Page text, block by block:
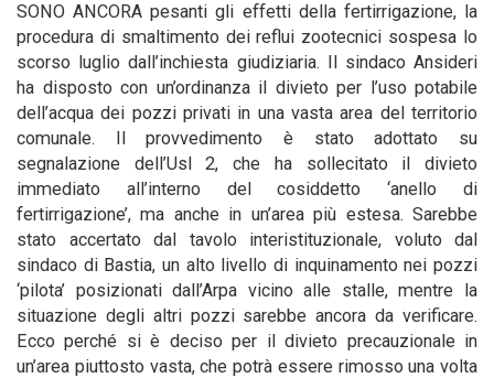
SONO ANCORA pesanti gli effetti della fertirrigazione, la
procedura di smaltimento dei reflui zootecnici sospesa lo
scorso luglio dall’inchiesta giudiziaria. Il sindaco Ansideri
ha disposto con un’ordinanza il divieto per l’uso potabile
dell’acqua dei pozzi privati in una vasta area del territorio
comunale. Il provvedimento è stato adottato su
segnalazione dell’Usl 2, che ha sollecitato il divieto
immediato all’interno del cosiddetto ‘anello di
fertirrigazione’, ma anche in un’area più estesa. Sarebbe
stato accertato dal tavolo interistituzionale, voluto dal
sindaco di Bastia, un alto livello di inquinamento nei pozzi
‘pilota’ posizionati dall’Arpa vicino alle stalle, mentre la
situazione degli altri pozzi sarebbe ancora da verificare.
Ecco perché si è deciso per il divieto precauzionale in
un’area piuttosto vasta, che potrà essere rimosso una volta